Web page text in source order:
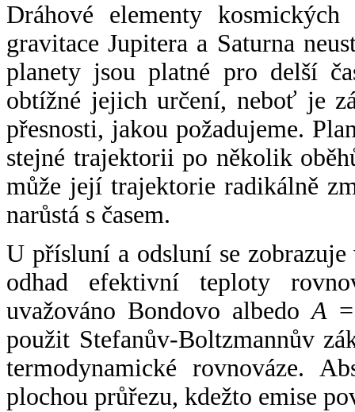
Dráhové elementy
gravitace Jupitera a Saturna
planety jsou platné pro delší
obtížné jejich určení, neboť je
přesnosti, jakou požadujeme.
stejné trajektorii po několik
může její trajektorie radikálně
narůstá s časem.
U přísluní a odsluní se
odhad efektivní teploty
uvažováno Bondovo albedoA
použit Stefanův-Boltzmannův
termodynamické rovnováze.
plochou průřezu, kdežto emise